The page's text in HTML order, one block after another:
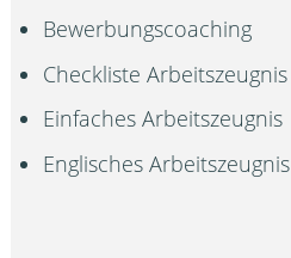
Bewerbungscoaching
Checkliste Arbeitszeugnis
Einfaches Arbeitszeugnis
Englisches Arbeitszeugnis